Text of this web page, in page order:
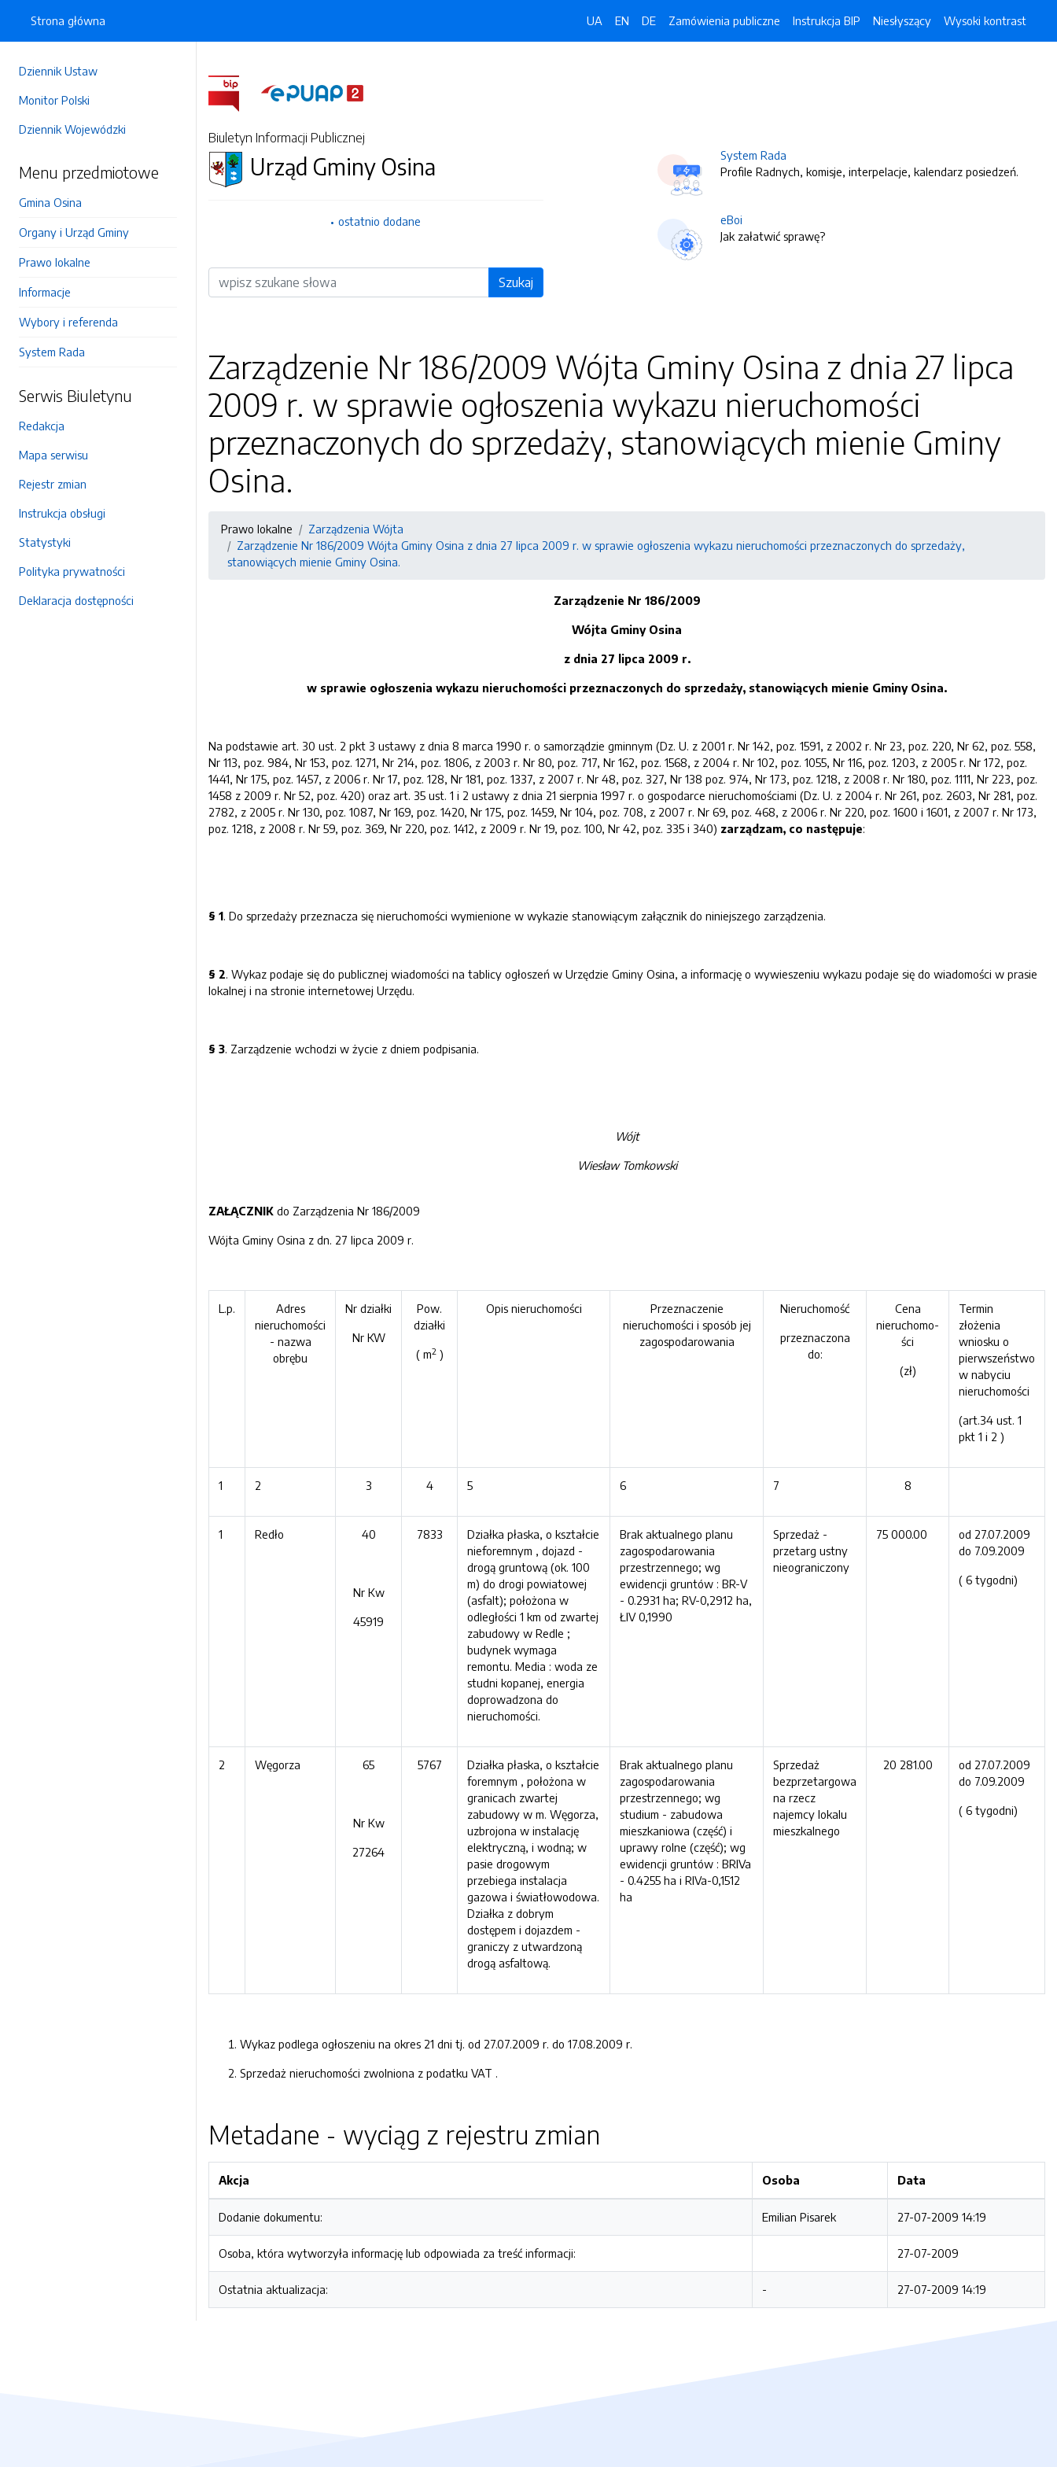
Dziennik Ustaw
Monitor Polski
Dziennik Wojewódzki
Menu przedmiotowe
Gmina Osina
Organy i Urząd Gminy
Prawo lokalne
Informacje
Wybory i referenda
System Rada
Serwis Biuletynu
Redakcja
Mapa serwisu
Rejestr zmian
Instrukcja obsługi
Statystyki
Polityka prywatności
Deklaracja dostępności
Strona główna UA EN DE Zamówienia publiczne Instrukcja BIP Niesłyszący Wysoki kontrast
Biuletyn Informacji Publicznej
Urząd Gminy Osina
ostatnio dodane
Wyszukiwarka Szukaj
System Rada
Profile Radnych, komisje, interpelacje, kalendarz posiedzeń.
eBoi
Jak załatwić sprawę?
Zarządzenie Nr 186/2009 Wójta Gminy Osina z dnia 27 lipca
2009 r. w sprawie ogłoszenia wykazu nieruchomości
przeznaczonych do sprzedaży, stanowiących mienie Gminy
Osina.
Prawo lokalne
Zarządzenia Wójta
Zarządzenie Nr 186/2009 Wójta Gminy Osina z dnia 27 lipca 2009 r. w sprawie ogłoszenia wykazu nieruchomości przeznaczonych do sprzedaży,
stanowiących mienie Gminy Osina.
Zarządzenie Nr 186/2009
Wójta Gminy Osina
z dnia 27 lipca 2009 r.
w sprawie ogłoszenia wykazu nieruchomości przeznaczonych do sprzedaży, stanowiących mienie Gminy Osina.
Na podstawie art. 30 ust. 2 pkt 3 ustawy z dnia 8 marca 1990 r. o samorządzie gminnym (Dz. U. z 2001 r. Nr 142, poz. 1591, z 2002 r. Nr 23, poz. 220, Nr 62, poz. 558,
Nr 113, poz. 984, Nr 153, poz. 1271, Nr 214, poz. 1806, z 2003 r. Nr 80, poz. 717, Nr 162, poz. 1568, z 2004 r. Nr 102, poz. 1055, Nr 116, poz. 1203, z 2005 r. Nr 172, poz.
1441, Nr 175, poz. 1457, z 2006 r. Nr 17, poz. 128, Nr 181, poz. 1337, z 2007 r. Nr 48, poz. 327, Nr 138 poz. 974, Nr 173, poz. 1218, z 2008 r. Nr 180, poz. 1111, Nr 223, poz.
1458 z 2009 r. Nr 52, poz. 420) oraz art. 35 ust. 1 i 2 ustawy z dnia 21 sierpnia 1997 r. o gospodarce nieruchomościami (Dz. U. z 2004 r. Nr 261, poz. 2603, Nr 281, poz.
2782, z 2005 r. Nr 130, poz. 1087, Nr 169, poz. 1420, Nr 175, poz. 1459, Nr 104, poz. 708, z 2007 r. Nr 69, poz. 468, z 2006 r. Nr 220, poz. 1600 i 1601, z 2007 r. Nr 173,
poz. 1218, z 2008 r. Nr 59, poz. 369, Nr 220, poz. 1412, z 2009 r. Nr 19, poz. 100, Nr 42, poz. 335 i 340) zarządzam, co następuje:
§ 1. Do sprzedaży przeznacza się nieruchomości wymienione w wykazie stanowiącym załącznik do niniejszego zarządzenia.
§ 2. Wykaz podaje się do publicznej wiadomości na tablicy ogłoszeń w Urzędzie Gminy Osina, a informację o wywieszeniu wykazu podaje się do wiadomości w prasie
lokalnej i na stronie internetowej Urzędu.
§ 3. Zarządzenie wchodzi w życie z dniem podpisania.
Wójt
WiesławTomkowski
ZAŁĄCZNIK do Zarządzenia Nr 186/2009
Wójta Gminy Osina z dn. 27 lipca 2009 r.
L.p.
Adres
nieruchomości
- nazwa
obrębu
Nr działki
Nr KW
Pow.
działki
( m2)
Opis nieruchomości
Przeznaczenie
nieruchomości i sposób jej
zagospodarowania
Nieruchomość
przeznaczona
do:
Cena
nieruchomo-
ści
(zł)
Termin
złożenia
wniosku o
pierwszeństwo
w nabyciu
nieruchomości
(art.34 ust. 1
pkt 1 i 2 )
1 2 3 4 5 6 7 8
1 Redło 40
Nr Kw
45919
7833
Działka płaska, o kształcie
nieforemnym , dojazd -
drogą gruntową (ok. 100
m) do drogi powiatowej
(asfalt); położona w
odległości 1 km od zwartej
zabudowy w Redle ;
budynek wymaga
remontu. Media : woda ze
studni kopanej, energia
doprowadzona do
nieruchomości.
Brak aktualnego planu
zagospodarowania
przestrzennego; wg
ewidencji gruntów : BR-V
- 0.2931 ha; RV-0,2912 ha,
ŁIV 0,1990
Sprzedaż -
przetarg ustny
nieograniczony
75 000.00
od 27.07.2009
do 7.09.2009
( 6 tygodni)
2 Węgorza 65
Nr Kw
27264
5767
Działka płaska, o kształcie
foremnym , położona w
granicach zwartej
zabudowy w m. Węgorza,
uzbrojona w instalację
elektryczną, i wodną; w
pasie drogowym
przebiega instalacja
gazowa i światłowodowa.
Działka z dobrym
dostępem i dojazdem -
graniczy z utwardzoną
drogą asfaltową.
Brak aktualnego planu
zagospodarowania
przestrzennego; wg
studium - zabudowa
mieszkaniowa (część) i
uprawy rolne (część); wg
ewidencji gruntów : BRIVa
- 0.4255 ha i RIVa-0,1512
ha
Sprzedaż
bezprzetargowa
na rzecz
najemcy lokalu
mieszkalnego
20 281.00
od 27.07.2009
do 7.09.2009
( 6 tygodni)
Wykaz podlega ogłoszeniu na okres 21 dni tj. od 27.07.2009 r. do 17.08.2009 r.
Sprzedaż nieruchomości zwolniona z podatku VAT .
Metadane - wyciąg z rejestru zmian
Akcja Osoba Data
Dodanie dokumentu: Emilian Pisarek 27-07-2009 14:19
Osoba, która wytworzyła informację lub odpowiada za treść informacji: 27-07-2009
Ostatnia aktualizacja: - 27-07-2009 14:19